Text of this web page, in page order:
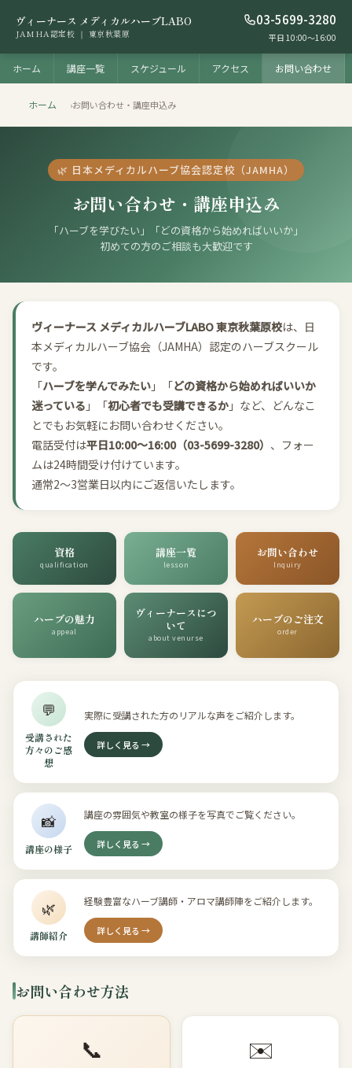
ヴィーナース メディカルハーブLABO
JAMHA認定校 ｜ 東京秋葉原
03-5699-3280
平日 10:00〜16:00
ホーム 講座一覧 スケジュール アクセス お問い合わせ
ホーム ›お問い合わせ・講座申込み
🌿 日本メディカルハーブ協会認定校（JAMHA）
お問い合わせ・講座申込み
「ハーブを学びたい」「どの資格から始めればいいか」
初めての方のご相談も大歓迎です
ヴィーナース メディカルハーブLABO 東京秋葉原校は、日
本メディカルハーブ協会（JAMHA）認定のハーブスクール
です。
「ハーブを学んでみたい 」「どの資格から始めればいいか
迷っている 」「初心者でも受講できるか 」など、どんなこ
とでもお気軽にお問い合わせください。
電話受付は平日10:00〜16:00（03-5699-3280） 、フォー
ムは24時間受け付けています。
通常2〜3営業日以内にご返信いたします。
資格
qualification
講座一覧
lesson
お問い合わせ
Inquiry
ハーブの魅力
appeal
ヴィーナースにつ
いて
about venurse
ハーブのご注文
order
💬
受講された
方々のご感
想
実際に受講された方のリアルな声をご紹介します。
詳しく見る →
📸
講座の様子
講座の雰囲気や教室の様子を写真でご覧ください。
詳しく見る →
🌿
講師紹介
経験豊富なハーブ講師・アロマ講師陣をご紹介します。
詳しく見る →
お問い合わせ方法
📞 ✉️